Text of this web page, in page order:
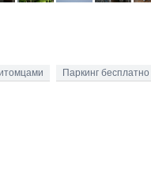
Паркинг бесплатно